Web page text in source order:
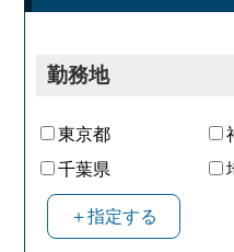
では、「残業
り」といった
用意。また、
祝い金、介護
やテーマパー
などが利用可能
据えて活躍する
勤務地
東京都
千葉県
＋指定する